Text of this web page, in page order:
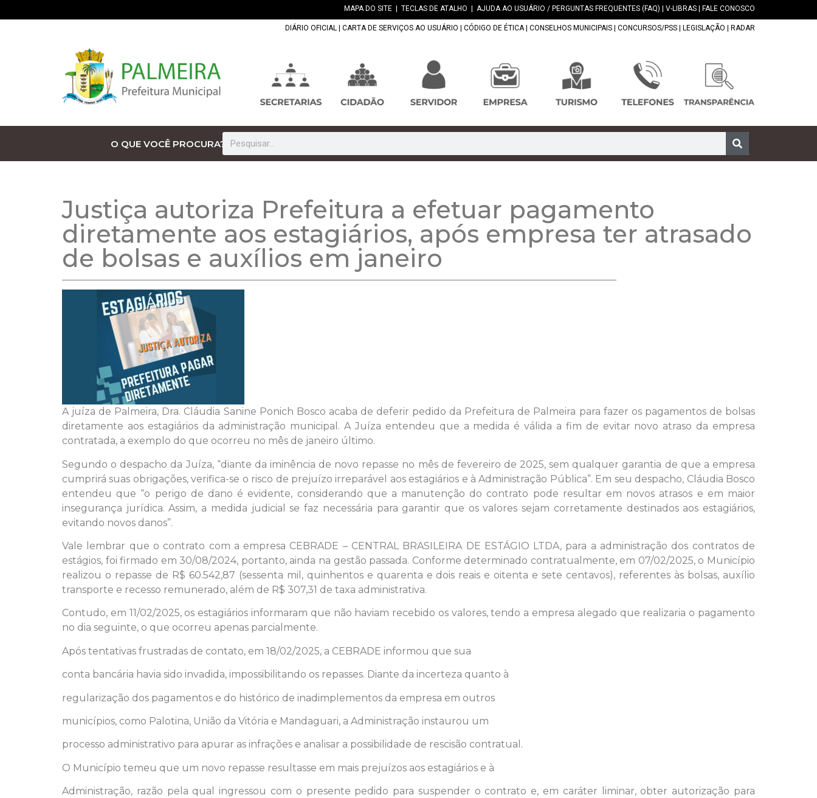
MAPA DO SITE TECLAS DE ATALHO AJUDA AO USUÁRIO / PERGUNTAS FREQUENTES (FAQ) V-LIBRAS FALE CONOSCO
DIÁRIO OFICIAL CARTA DE SERVIÇOS AO USUÁRIO CÓDIGO DE ÉTICA| CONSELHOS MUNICIPAIS CONCURSOS/PSS LEGISLAÇÃO RADAR
O QUE VOCÊ PROCURA?
Justiça autoriza Prefeitura a efetuar pagamento
diretamente aos estagiários, após empresa ter atrasado
de bolsas e auxílios em janeiro
A juíza de Palmeira, Dra. Cláudia Sanine Ponich Bosco acaba de deferir pedido da Prefeitura de Palmeira para fazer os pagamentos de bolsas
diretamente aos estagiários da administração municipal. A Juíza entendeu que a medida é válida a fim de evitar novo atraso da empresa
contratada, a exemplo do que ocorreu no mês de janeiro último.
Segundo o despacho da Juíza, “diante da iminência de novo repasse no mês de fevereiro de 2025, sem qualquer garantia de que a empresa
cumprirá suas obrigações, verifica-se o risco de prejuízo irreparável aos estagiários e à Administração Pública”. Em seu despacho, Cláudia Bosco
entendeu que “o perigo de dano é evidente, considerando que a manutenção do contrato pode resultar em novos atrasos e em maior
insegurança jurídica. Assim, a medida judicial se faz necessária para garantir que os valores sejam corretamente destinados aos estagiários,
evitando novos danos”.
Vale lembrar que o contrato com a empresa CEBRADE – CENTRAL BRASILEIRA DE ESTÁGIO LTDA, para a administração dos contratos de
estágios, foi firmado em 30/08/2024, portanto, ainda na gestão passada. Conforme determinado contratualmente, em 07/02/2025, o Município
realizou o repasse de R$ 60.542,87 (sessenta mil, quinhentos e quarenta e dois reais e oitenta e sete centavos), referentes às bolsas, auxílio
transporte e recesso remunerado, além de R$ 307,31 de taxa administrativa.
Contudo, em 11/02/2025, os estagiários informaram que não haviam recebido os valores, tendo a empresa alegado que realizaria o pagamento
no dia seguinte, o que ocorreu apenas parcialmente.
Após tentativas frustradas de contato, em 18/02/2025, a CEBRADE informou que sua
conta bancária havia sido invadida, impossibilitando os repasses. Diante da incerteza quanto à
regularização dos pagamentos e do histórico de inadimplementos da empresa em outros
municípios, como Palotina, União da Vitória e Mandaguari, a Administração instaurou um
processo administrativo para apurar as infrações e analisar a possibilidade de rescisão contratual.
O Município temeu que um novo repasse resultasse em mais prejuízos aos estagiários e à
Administração, razão pela qual ingressou com o presente pedido para suspender o contrato e, em caráter liminar, obter autorização para